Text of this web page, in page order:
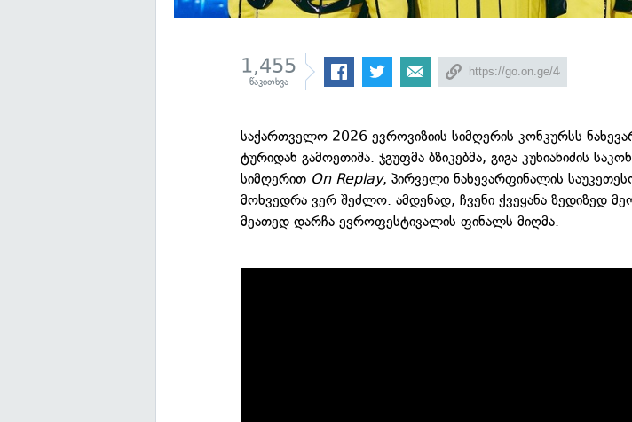
1,455
წაკითხვა
საქართველო 2026 ევროვიზიის სიმღერის კონკურსს
ტურიდან გამოეთიშა. ჯგუფმა ბზიკებმა, გიგა კუხიანიძის
სიმღერით On Replay, პირველი ნახევარფინალის
მოხვედრა ვერ შეძლო. ამდენად, ჩვენი ქვეყანა ზედიზედ
მეათედ დარჩა ევროფესტივალის ფინალს მიღმა.